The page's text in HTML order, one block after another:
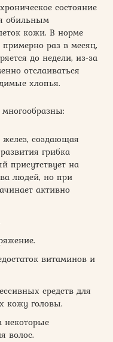
состояние
обильным
кожи. В норме
раз в месяц,
до недели, из-за
отслаиваться
хлопья.
желез, создающая
грибка
присутствует на
людей, но при
активно
витаминов и
средств для
кожу головы.
некоторые
волос.